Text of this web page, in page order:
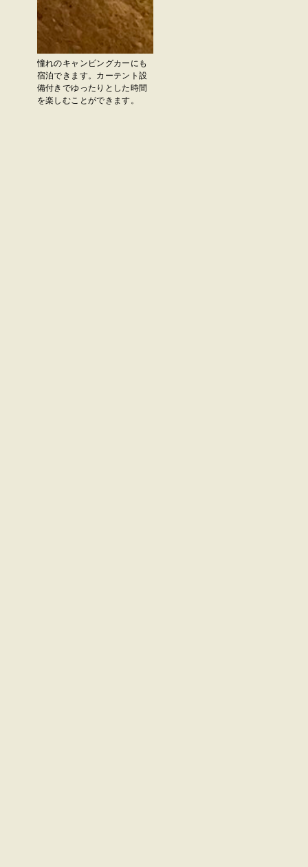
憧れのキャンピングカーにも
宿泊できます。カーテント設
備付きでゆったりとした時間
を楽しむことができます。